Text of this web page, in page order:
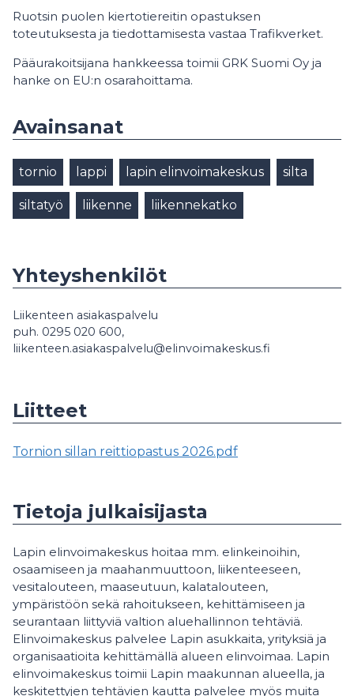
Ruotsin puolen kiertotiereitin opastuksen
toteutuksesta ja tiedottamisesta vastaa Trafikverket.
Pääurakoitsijana hankkeessa toimii GRK Suomi Oy ja
hanke on EU:n osarahoittama.
Avainsanat
tornio lappi lapin elinvoimakeskus silta
siltatyö liikenne liikennekatko
Yhteyshenkilöt
Liikenteen asiakaspalvelu
puh. 0295 020 600,
liikenteen.asiakaspalvelu@elinvoimakeskus.fi
Liitteet
Tornion sillan reittiopastus 2026.pdf
Tietoja julkaisijasta
Lapin elinvoimakeskus hoitaa mm. elinkeinoihin,
osaamiseen ja maahanmuuttoon, liikenteeseen,
vesitalouteen, maaseutuun, kalatalouteen,
ympäristöön sekä rahoitukseen, kehittämiseen ja
seurantaan liittyviä valtion aluehallinnon tehtäviä.
Elinvoimakeskus palvelee Lapin asukkaita, yrityksiä ja
organisaatioita kehittämällä alueen elinvoimaa. Lapin
elinvoimakeskus toimii Lapin maakunnan alueella, ja
keskitettyjen tehtävien kautta palvelee myös muita